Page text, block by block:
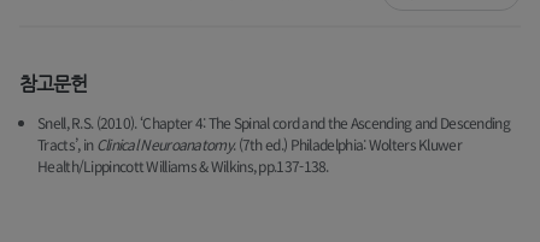
참고문헌
Snell, R.S. (2010). ‘Chapter 4: The Spinal cord and the Ascending and Descending
Tracts’, inClinical Neuroanatomy. (7th ed.) Philadelphia: Wolters Kluwer
Health/Lippincott Williams & Wilkins, pp.137-138.